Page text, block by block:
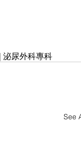
泌尿外科專科
See All